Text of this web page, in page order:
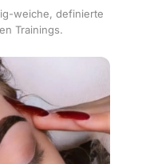
weiche, definierte
Trainings.